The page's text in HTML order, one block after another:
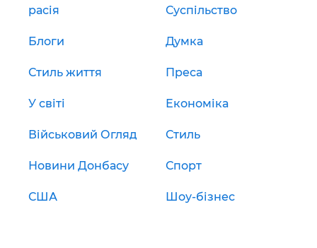
расія Суспільство
Блоги Думка
Стиль життя Преса
У світі Економіка
Військовий Огляд Стиль
Новини Донбасу Спорт
США Шоу-бізнес